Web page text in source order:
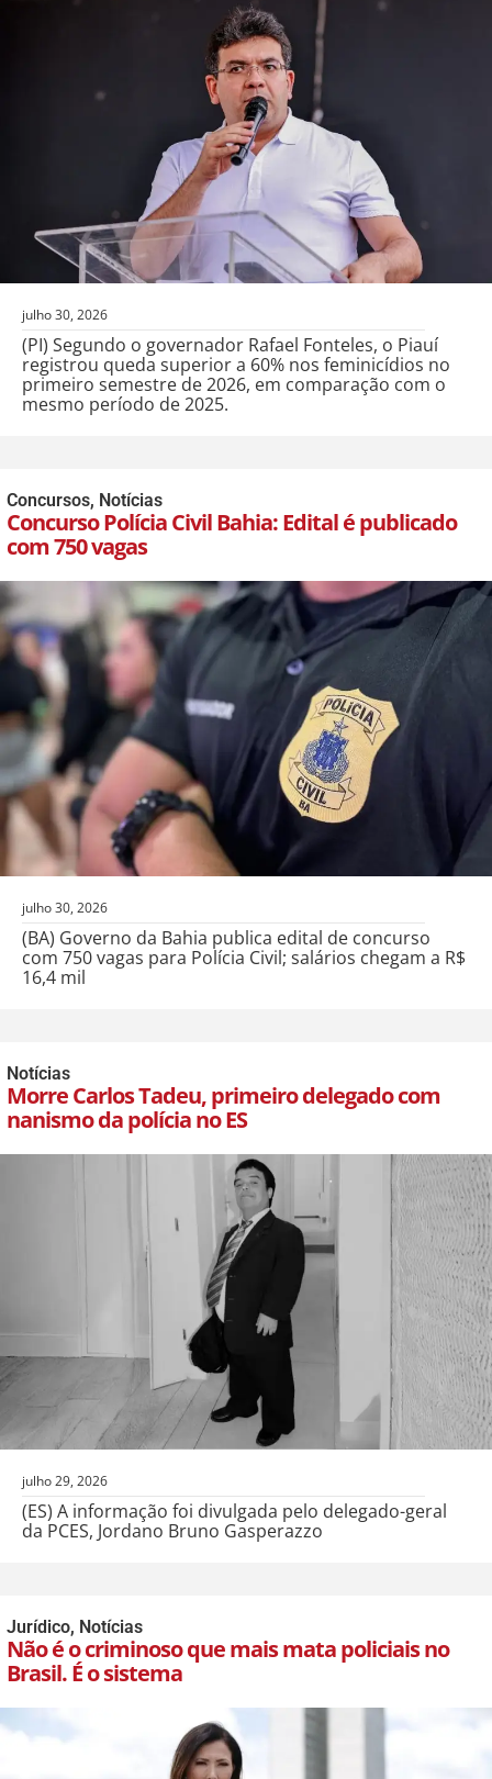
julho 30, 2026
(PI) Segundo o governador Rafael Fonteles, o Piauí
registrou queda superior a 60% nos feminicídios no
primeiro semestre de 2026, em comparação com o
mesmo período de 2025.
Concursos, Notícias
Concurso Polícia Civil Bahia: Edital é publicado
com 750 vagas
julho 30, 2026
(BA) Governo da Bahia publica edital de concurso
com 750 vagas para Polícia Civil; salários chegam a R$
16,4 mil
Notícias
Morre Carlos Tadeu, primeiro delegado com
nanismo da polícia no ES
julho 29, 2026
(ES) A informação foi divulgada pelo delegado-geral
da PCES, Jordano Bruno Gasperazzo
Jurídico, Notícias
Não é o criminoso que mais mata policiais no
Brasil. É o sistema